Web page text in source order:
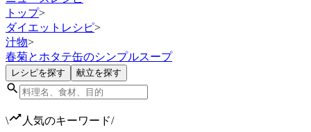
トップ>
ダイエットレシピ>
汁物>
春菊とホタテ缶のシンプルスープ
レシピを探す 献立を探す
\ 人気のキーワード/